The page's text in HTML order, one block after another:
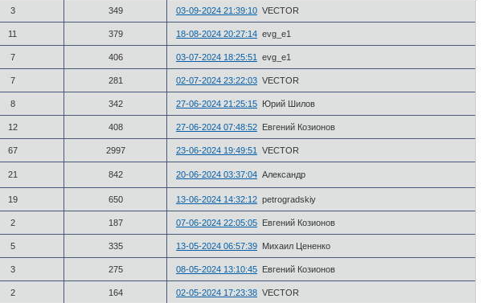
3 349 03-09-2024 21:39:10 VECTOR
11 379 18-08-2024 20:27:14 evg_e1
7 406 03-07-2024 18:25:51 evg_e1
7 281 02-07-2024 23:22:03 VECTOR
8 342 27-06-2024 21:25:15 Юрий Шилов
12 408 27-06-2024 07:48:52 Евгений Козионов
67 2997 23-06-2024 19:49:51 VECTOR
21 842 20-06-2024 03:37:04 Александр
19 650 13-06-2024 14:32:12 petrogradskiy
2 187 07-06-2024 22:05:05 Евгений Козионов
5 335 13-05-2024 06:57:39 Михаил Цененко
3 275 08-05-2024 13:10:45 Евгений Козионов
2 164 02-05-2024 17:23:38 VECTOR